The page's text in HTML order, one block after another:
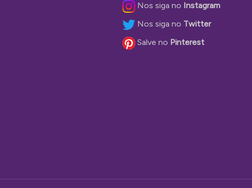
Nos siga no Instagram
Nos siga no Twitter
Salve no Pinterest